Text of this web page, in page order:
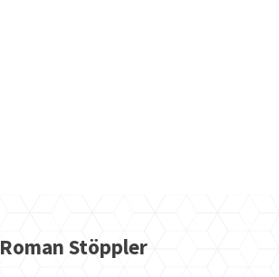
Roman Stöppler